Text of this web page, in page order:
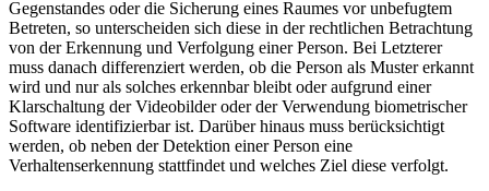
Gegenstandes oder die Sicherung eines Raumes vor unbefugtem
Betreten, so unterscheiden sich diese in der rechtlichen Betrachtung
von der Erkennung und Verfolgung einer Person. Bei Letzterer
muss danach differenziert werden, ob die Person als Muster erkannt
wird und nur als solches erkennbar bleibt oder aufgrund einer
Klarschaltung der Videobilder oder der Verwendung biometrischer
Software identifizierbar ist. Darüber hinaus muss berücksichtigt
werden, ob neben der Detektion einer Person eine
Verhaltenserkennung stattfindet und welches Ziel diese verfolgt.